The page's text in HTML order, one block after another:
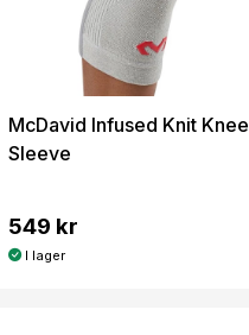
McDavid Infused Knit Knee
Sleeve
549 kr
I lager